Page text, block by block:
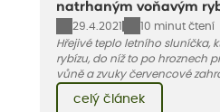
natrhaným voňavým
29.4.2021
10 minut čtení
Hřejivé teplo letního sluníčka,
rybízu, do níž to po hroznech
vůně a zvuky červencové
dětství při mlsání babiččina
celý článek